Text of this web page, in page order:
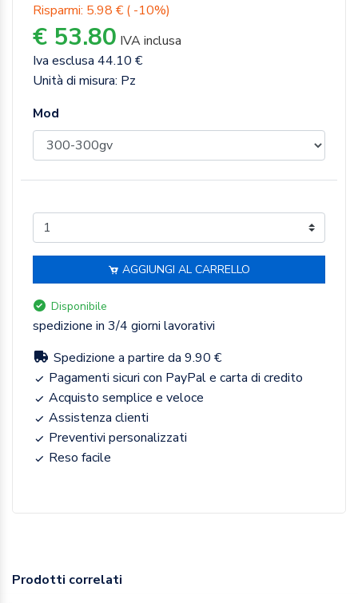
Risparmi: 5.98 € ( -10%)
€ 53.80 IVA inclusa
Iva esclusa 44.10 €
Unità di misura: Pz
Mod
AGGIUNGI AL CARRELLO
Disponibile
spedizione in 3/4 giorni lavorativi
Spedizione a partire da 9.90 €
Pagamenti sicuri con PayPal e carta di credito
Acquisto semplice e veloce
Assistenza clienti
Preventivi personalizzati
Reso facile
Prodotti correlati